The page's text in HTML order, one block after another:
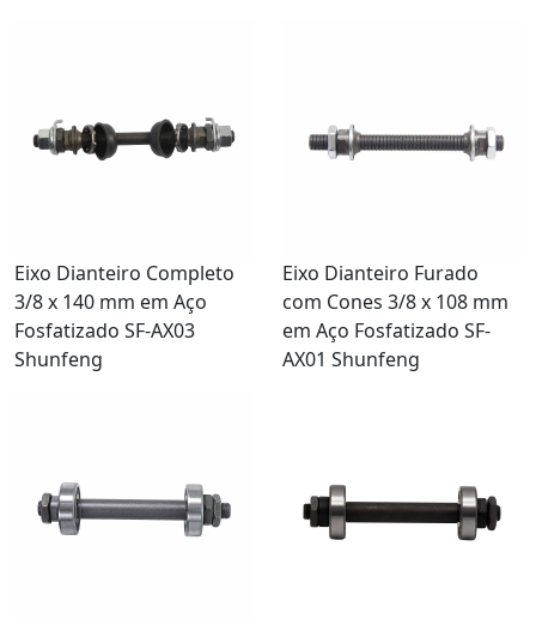
Eixo Dianteiro Completo
3/8 x 140 mm em Aço
Fosfatizado SF-AX03
Shunfeng
Eixo Dianteiro Furado
com Cones 3/8 x 108 mm
em Aço Fosfatizado SF-
AX01 Shunfeng